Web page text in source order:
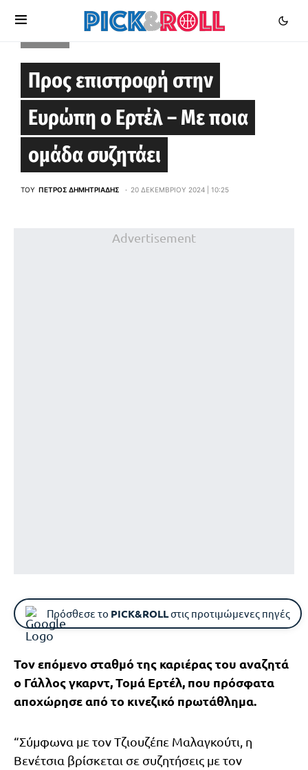
Προς επιστροφή στην
Ευρώπη ο Ερτέλ – Με ποια
ομάδα συζητάει
ΤΟΥ ΠΈΤΡΟΣ ΔΗΜΗΤΡΙΆΔΗΣ 20 ΔΕΚΕΜΒΡΊΟΥ 2024 | 10:25
Advertisement
Πρόσθεσε το PICK&ROLLστις προτιμώμενες πηγές
Τον επόμενο σταθμό της καριέρας του αναζητά
ο Γάλλος γκαρντ, Τομά Ερτέλ, που πρόσφατα
αποχώρησε από το κινεζικό πρωτάθλημα.
“Σύμφωνα με τον Τζιουζέπε Μαλαγκούτι, η
Βενέτσια βρίσκεται σε συζητήσεις με τον